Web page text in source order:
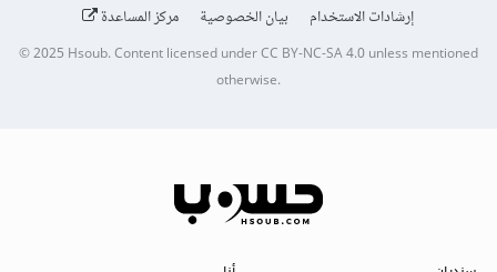
إرشادات الاستخدام
بيان الخصوصية مركز المساعدة
© 2025Hsoub.Content licensed underCC BY-NC-SA 4.0unless mentioned
otherwise.